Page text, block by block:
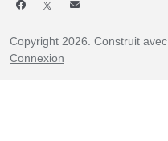
Copyright 2026. Construit avec
Connexion